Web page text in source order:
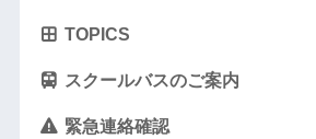
TOPICS
スクールバスのご案内
緊急連絡確認